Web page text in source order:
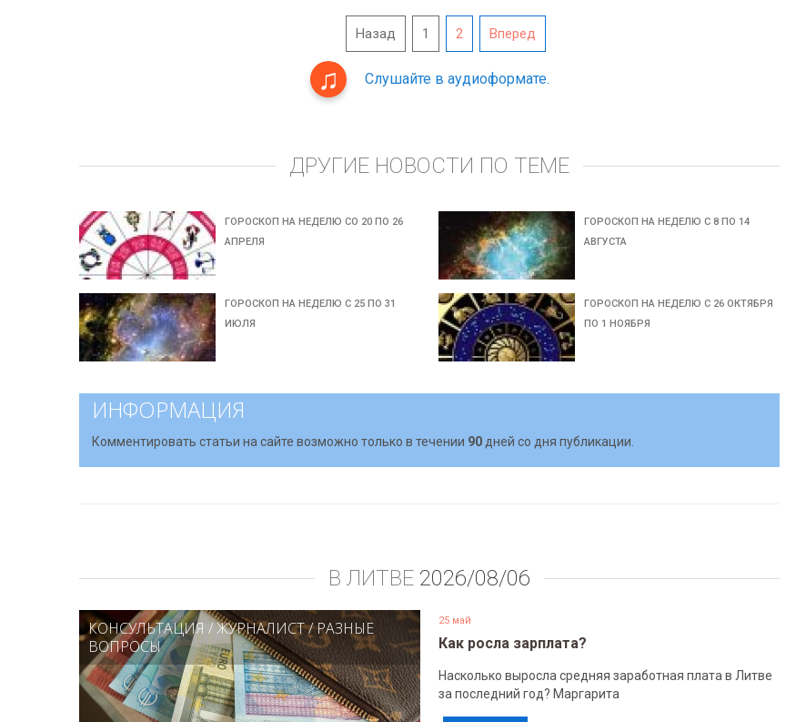
Назад 1 2 Вперед
Слушайте в аудиоформате.
ДРУГИЕ НОВОСТИ ПО ТЕМЕ
ГОРОСКОП НА НЕДЕЛЮ CО 20 ПО 26
АПРЕЛЯ
ГОРОСКОП НА НЕДЕЛЮ С 8 ПО 14
АВГУСТА
ГОРОСКОП НА НЕДЕЛЮ С 25 ПО 31
ИЮЛЯ
ГОРОСКОП НА НЕДЕЛЮ C 26 ОКТЯБРЯ
ПО 1 НОЯБРЯ
ИНФОРМАЦИЯ
Комментировать статьи на сайте возможно только в течении 90 дней со дня публикации.
В ЛИТВЕ 2026/08/06
КОНСУЛЬТАЦИЯ /ЖУРНАЛИСТ/РАЗНЫЕ
ВОПРОСЫ
25 май
Как росла зарплата?
Насколько выросла средняя заработная плата в Литве
за последний год? Маргарита